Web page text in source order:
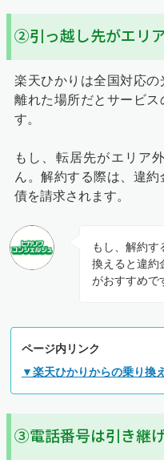
②引っ越し先がエリ
楽天ひかりは全国対応の
離れた場所だとサービス
す。
もし、転居先がエリア
ん。解約する際は、違
債を請求されます。
もし、解約す
換えると違約
がおすすめで
ページ内リンク
▼楽天ひかりからの乗り換
③電話番号は引き継